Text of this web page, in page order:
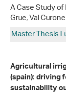
A Case Study of
Grue, Val
Master Thesis
Agricultural
(spain): driving
sustainability